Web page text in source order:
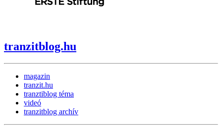
tranzitblog.hu
magazin
tranzit.hu
tranztiblog téma
videó
tranzitblog archív